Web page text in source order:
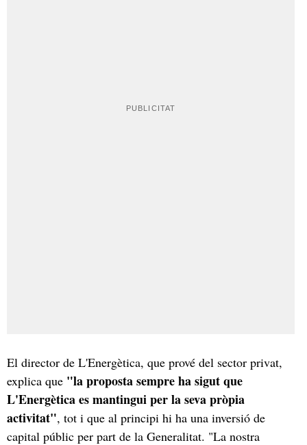
El director de L'Energètica, que prové del sector privat,
explica que "la proposta sempre ha sigut que
L'Energètica es mantingui per la seva pròpia
activitat", tot i que al principi hi ha una inversió de
capital públic per part de la Generalitat. "La nostra